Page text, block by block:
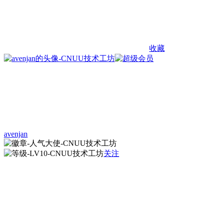
收藏
avenjan
关注